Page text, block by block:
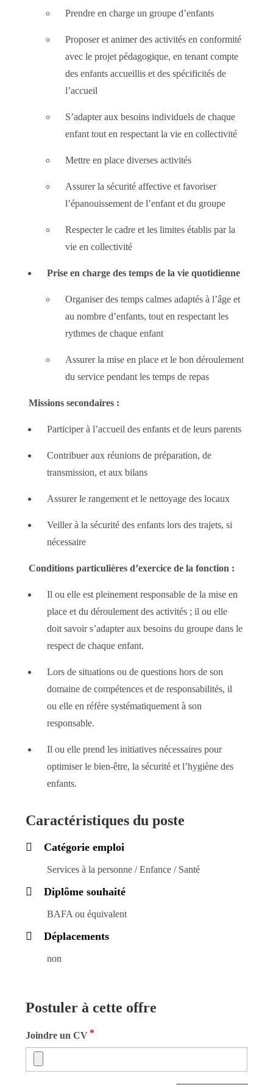
Prendre en charge un groupe d’enfants
Proposer et animer des activités en conformité
avec le projet pédagogique, en tenant compte
des enfants accueillis et des spécificités de
l’accueil
S’adapter aux besoins individuels de chaque
enfant tout en respectant la vie en collectivité
Mettre en place diverses activités
Assurer la sécurité affective et favoriser
l’épanouissement de l’enfant et du groupe
Respecter le cadre et les limites établis par la
vie en collectivité
Prise en charge des temps de la vie quotidienne
Organiser des temps calmes adaptés à l’âge et
au nombre d’enfants, tout en respectant les
rythmes de chaque enfant
Assurer la mise en place et le bon déroulement
du service pendant les temps de repas
Missions secondaires :
Participer à l’accueil des enfants et de leurs parents
Contribuer aux réunions de préparation, de
transmission, et aux bilans
Assurer le rangement et le nettoyage des locaux
Veiller à la sécurité des enfants lors des trajets, si
nécessaire
Conditions particulières d’exercice de la fonction :
Il ou elle est pleinement responsable de la mise en
place et du déroulement des activités ; il ou elle
doit savoir s’adapter aux besoins du groupe dans le
respect de chaque enfant.
Lors de situations ou de questions hors de son
domaine de compétences et de responsabilités, il
ou elle en réfère systématiquement à son
responsable.
Il ou elle prend les initiatives nécessaires pour
optimiser le bien-être, la sécurité et l’hygiène des
enfants.
Caractéristiques du poste
Catégorie emploi
Services à la personne / Enfance / Santé
Diplôme souhaité
BAFA ou équivalent
Déplacements
non
Postuler à cette offre
Joindre un CV *